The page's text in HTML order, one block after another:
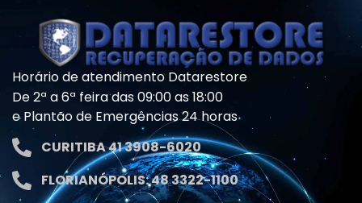
Horário de atendimento Datarestore
De 2ª a 6ª feira das 09:00 as 18:00
e Plantão de Emergências 24 horas
CURITIBA 41 3908-6020
FLORIANÓPOLIS: 48 3322-1100